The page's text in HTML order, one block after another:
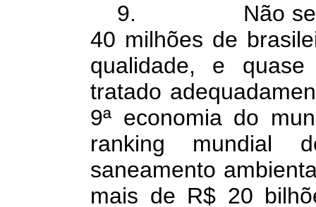
9. Não se
40 milhões de
qualidade, e
tratado
9ª economia do
ranking mundial
saneamento
mais de R$ 20